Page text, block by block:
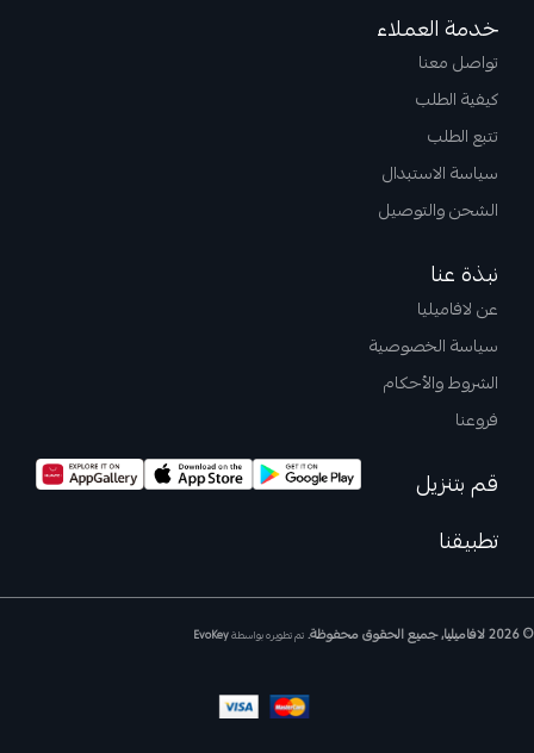
خدمة العملاء
تواصل معنا
كيفية الطلب
تتبع الطلب
سياسة الاستبدال
الشحن والتوصيل
نبذة عنا
عن لافاميليا
سياسة الخصوصية
الشروط والأحكام
فروعنا
قم بتنزيل
تطبيقنا
© 2026 لافاميليا, جميع الحقوق محفوظة. تم تطويره بواسطةEvoKey